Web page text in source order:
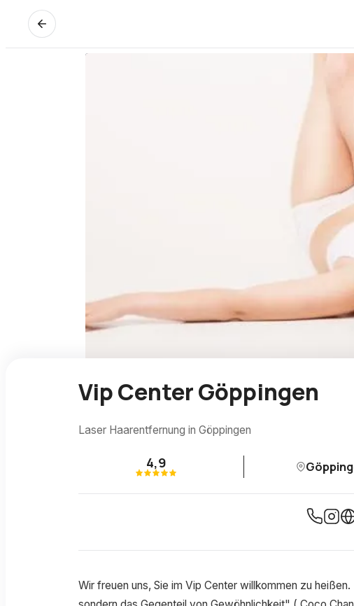
Vip Center Göppingen
Laser Haarentfernung in Göppingen
4,9
Wir freuen uns, Sie im Vip Center willkommen zu